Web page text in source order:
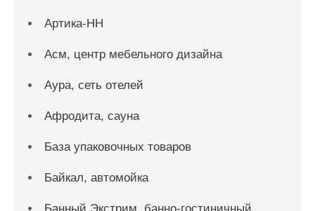
Артика-НН
Асм, центр мебельного дизайна
Аура, сеть отелей
Афродита, сауна
База упаковочных товаров
Байкал, автомойка